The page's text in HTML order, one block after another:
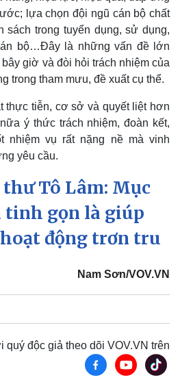
Sành điệu
lựa chọn đội ngũ cán bộ chất
sách trong tuyển dụng, sử dụng,
bộ…Đây là những vấn đề lớn
giờ và đòi hỏi trách nhiệm của
trong tham mưu, đề xuất cụ thể.
thực tiễn, cơ sở và quyết liệt hơn
ý thức trách nhiệm, đoàn kết,
nhiệm vụ rất nặng nề mà vinh
yêu cầu.
Tô Lâm: Mục
tinh gọn là giúp
động trơn tru
Nam Sơn/VOV.VN
quý độc giả theo dõi VOV.VN trên